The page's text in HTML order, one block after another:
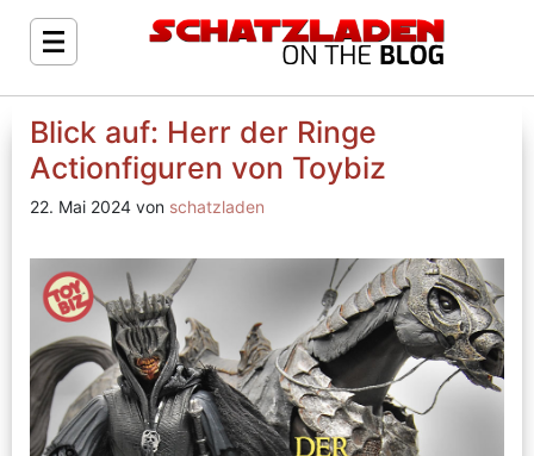
Blick auf: Herr der Ringe
Actionfiguren von Toybiz
22. Mai 2024 von schatzladen